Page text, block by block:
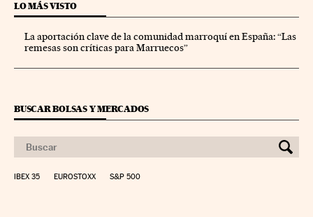
LO MÁS VISTO
La aportación clave de la comunidad marroquí en España: “Las
remesas son críticas para Marruecos”
BUSCAR BOLSAS Y MERCADOS
IBEX 35 EUROSTOXX S&P 500